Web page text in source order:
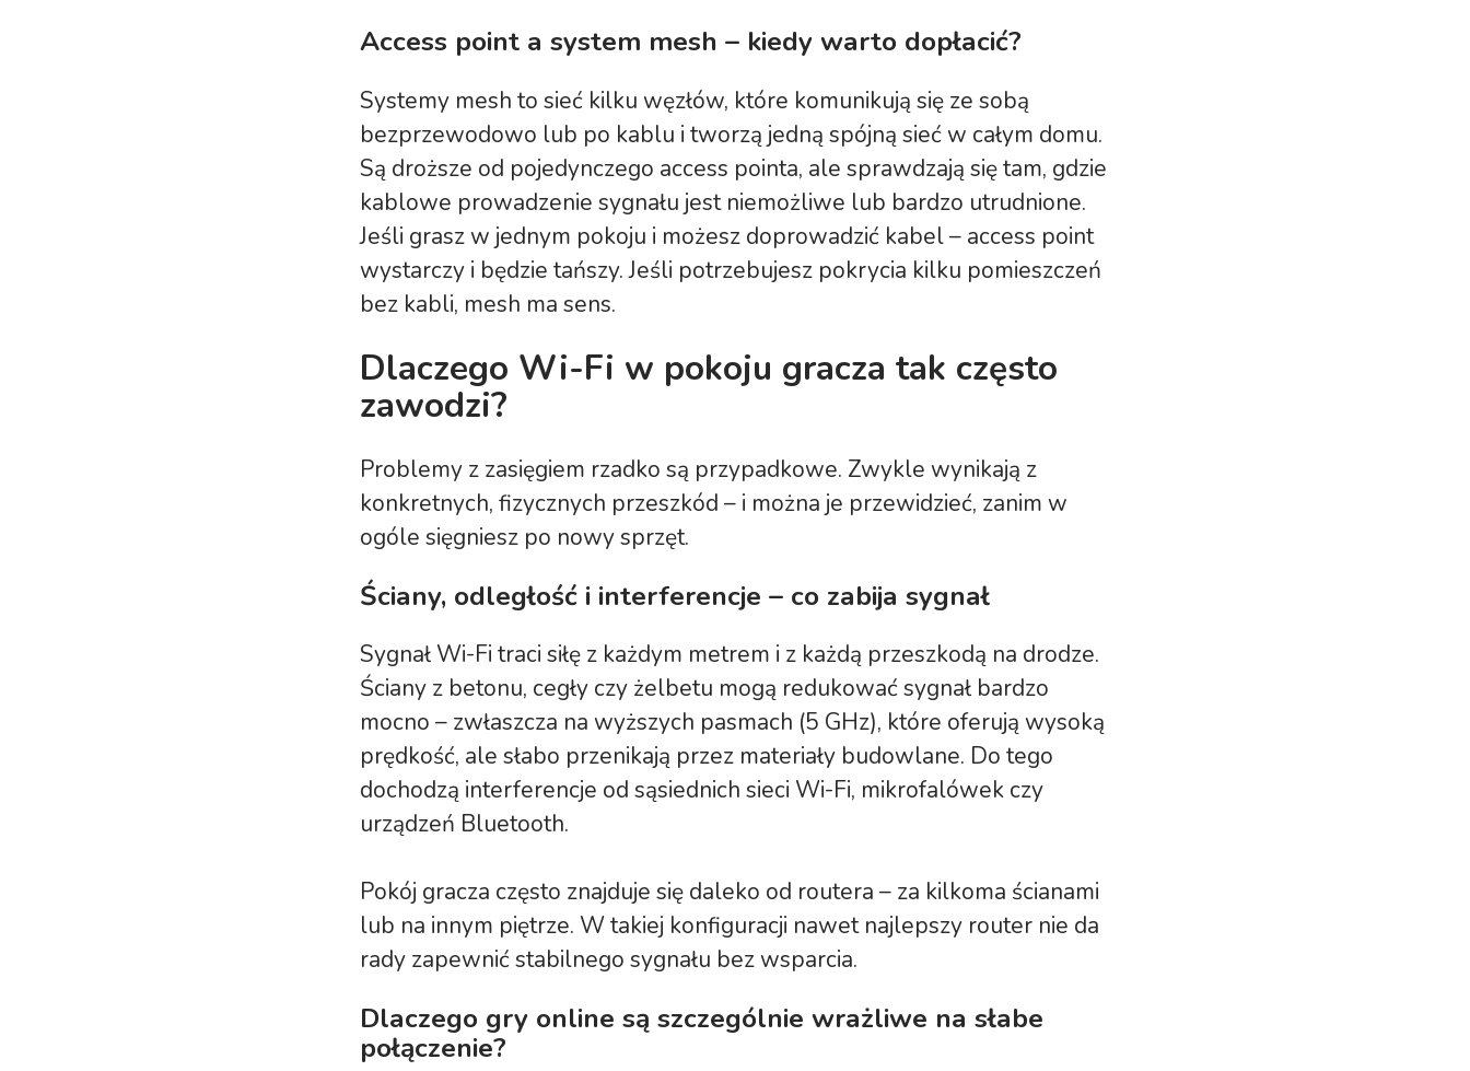
Access point a system mesh – kiedy warto dopłacić?
Systemy mesh to sieć kilku węzłów, które komunikują się ze sobą
bezprzewodowo lub po kablu i tworzą jedną spójną sieć w całym domu.
Są droższe od pojedynczego access pointa, ale sprawdzają się tam, gdzie
kablowe prowadzenie sygnału jest niemożliwe lub bardzo utrudnione.
Jeśli grasz w jednym pokoju i możesz doprowadzić kabel – access point
wystarczy i będzie tańszy. Jeśli potrzebujesz pokrycia kilku pomieszczeń
bez kabli, mesh ma sens.
Dlaczego Wi-Fi w pokoju gracza tak często
zawodzi?
Problemy z zasięgiem rzadko są przypadkowe. Zwykle wynikają z
konkretnych, fizycznych przeszkód – i można je przewidzieć, zanim w
ogóle sięgniesz po nowy sprzęt.
Ściany, odległość i interferencje – co zabija sygnał
Sygnał Wi-Fi traci siłę z każdym metrem i z każdą przeszkodą na drodze.
Ściany z betonu, cegły czy żelbetu mogą redukować sygnał bardzo
mocno – zwłaszcza na wyższych pasmach (5 GHz), które oferują wysoką
prędkość, ale słabo przenikają przez materiały budowlane. Do tego
dochodzą interferencje od sąsiednich sieci Wi-Fi, mikrofalówek czy
urządzeń Bluetooth.
Pokój gracza często znajduje się daleko od routera – za kilkoma ścianami
lub na innym piętrze. W takiej konfiguracji nawet najlepszy router nie da
rady zapewnić stabilnego sygnału bez wsparcia.
Dlaczego gry online są szczególnie wrażliwe na słabe
połączenie?